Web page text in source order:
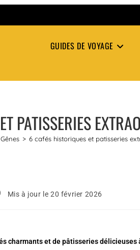
GUIDES DE VOYAGE
PATISSERIES
> 6 cafés historiques et patisseries
Mis à jour le 20 février 2026
charmants et de pâtisseries